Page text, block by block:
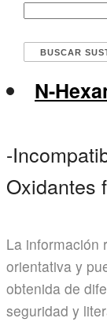
N-
-
Oxidantes
La información
orientativa y
obtenida de
seguridad y